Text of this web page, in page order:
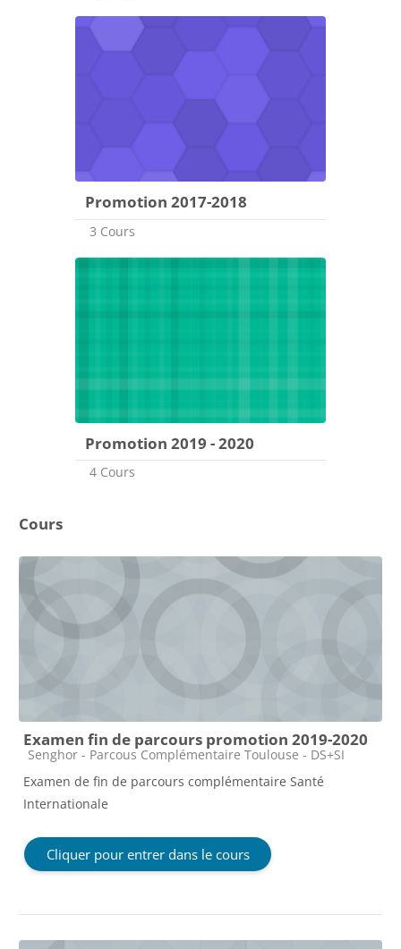
Promotion 2017-2018
3 Cours
Promotion 2019 - 2020
4 Cours
Cours
Examen fin de parcours promotion 2019-2020
Catégorie de cours
Senghor - Parcous Complémentaire Toulouse - DS+SI
Examen de fin de parcours complémentaire Santé
Internationale
Cliquer pour entrer dans le cours